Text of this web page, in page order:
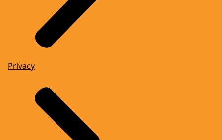
Privacy